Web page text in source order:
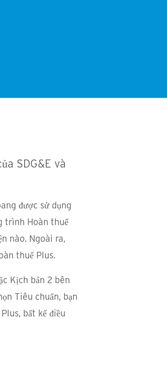
SDG&E và
được sử dụng
trình Hoàn thuế
nào. Ngoài ra,
thuế Plus.
Kịch bản 2 bên
Tiêu chuẩn, bạn
bất kể điều